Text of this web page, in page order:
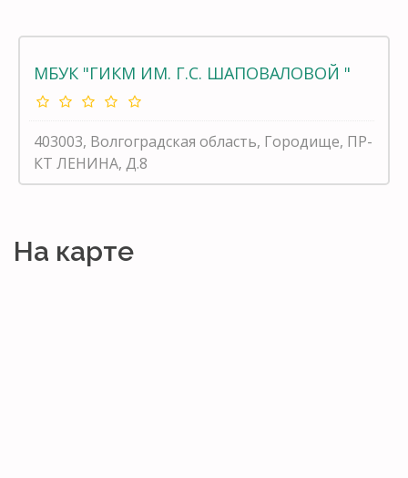
МБУК "ГИКМ ИМ. Г.С. ШАПОВАЛОВОЙ "
403003, Волгоградская область, Городище, ПР-
КТ ЛЕНИНА, Д.8
На карте